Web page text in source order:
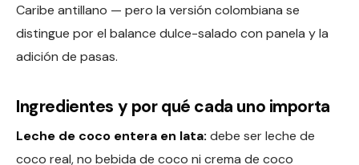
Caribe antillano — pero la versión colombiana se
distingue por el balance dulce-salado con panela y la
adición de pasas.
Ingredientes y por qué cada uno importa
Leche de coco entera en lata: debe ser leche de
coco real, no bebida de coco ni crema de coco